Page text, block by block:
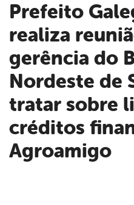
Prefeito Galego de Nanai
realiza
gerência do
Nordeste de
tratar sobre
créditos
Agroamigo